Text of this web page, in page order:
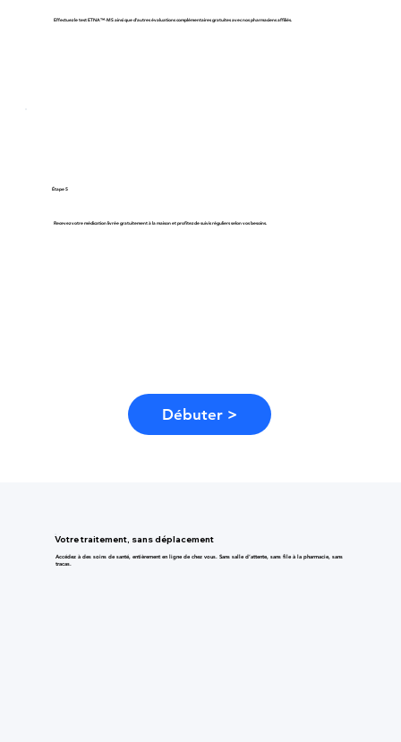
Effectuez le test ETNA™‑MS ainsi que d'autres évaluations complémentaires gratuites avec nos pharmaciens affiliés.
Recevez votre médication livrée gratuitement à la maison et profitez de suivis réguliers selon vos besoins.
Étape 5
Débuter >
Votre traitement, sans déplacement
Accédez à des soins de santé, entièrement en ligne de chez vous. Sans salle d’attente, sans file à la pharmacie, sans
tracas.